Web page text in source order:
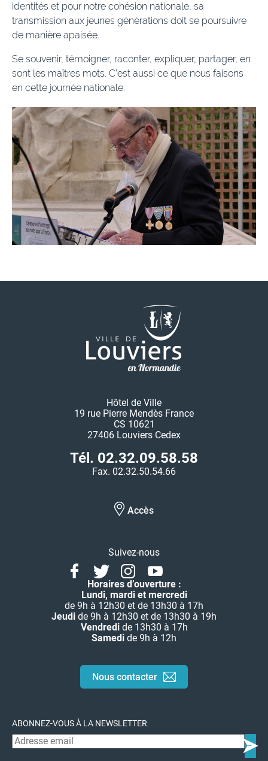
identités et pour notre cohésion nationale, sa
transmission aux jeunes générations doit se poursuivre
de manière apaisée.
Se souvenir, témoigner, raconter, expliquer, partager, en
sont les maîtres mots. C’est aussi ce que nous faisons
en cette journée nationale.
Hôtel de Ville
19 rue Pierre Mendès France
CS 10621
27406 Louviers Cedex
Tél. 02.32.09.58.58
Fax. 02.32.50.54.66
Accès
Suivez-nous
FacebookTwitterInstagramYoutube
Horaires d’ouverture :
Lundi, mardi et mercredi
de 9h à 12h30 et de 13h30 à 17h
Jeudi de 9h à 12h30 et de 13h30 à 19h
Vendredide 13h30 à 17h
Samedi de 9h à 12h
Nous contacter
ABONNEZ-VOUS À LA NEWSLETTER